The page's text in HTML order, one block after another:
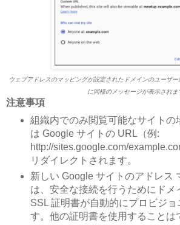
ウェブアドレスのマッピングが設定されたドメインのユーザ
に同様のメッセージが表示されま
注意事項
組織内でのみ閲覧可能なサイトの
は Google サイトの URL（例:
http://sites.google.com/
リダイレクトされます。
新しい Google サイトのアドレス
は、安全な接続を行うためにドメ
SSL 証明書が自動的にプロビジョ
す。他の証明書を使用することは